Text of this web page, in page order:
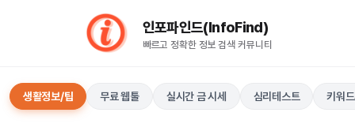
인포파인드(InfoFind)​​​​
빠르고 정확한 정보 검색 커뮤니티
생활정보/팁 무료 웹툴 실시간 금 시세 심리테스트 키워